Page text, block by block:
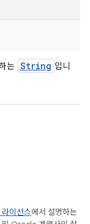
는 String 입니
이선스에서 설명하는